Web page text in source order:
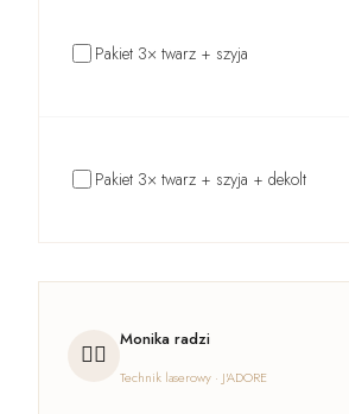
Pakiet 3× twarz + szyja
Pakiet 3× twarz + szyja + dekolt
👩‍⚕️
Monika radzi
Technik laserowy · J'ADORE